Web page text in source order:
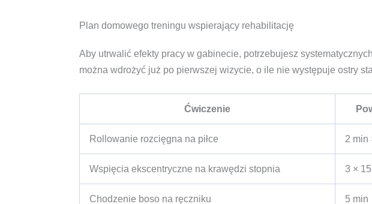
Plan domowego treningu wspierający rehabilitację
Aby utrwalić efekty pracy w gabinecie, potrzebujesz
można wdrożyć już po pierwszej wizycie, o ile nie występuje ostry
Ćwiczenie
Rollowanie rozcięgna na piłce 2 min
Wspięcia ekscentryczne na krawędzi stopnia 3 × 15
Chodzenie boso na ręczniku 5 min